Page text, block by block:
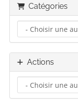
Catégories
Actions